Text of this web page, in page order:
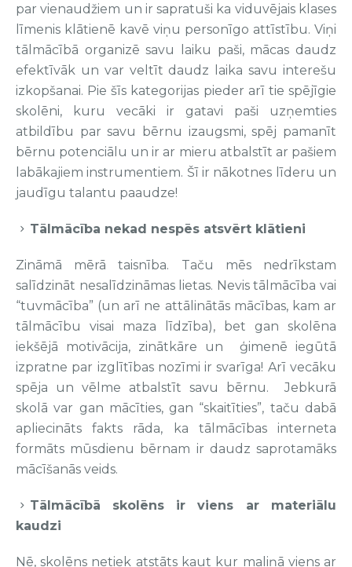
par vienaudžiem un ir sapratuši ka viduvējais klases
līmenis klātienē kavē viņu personīgo attīstību. Viņi
tālmācībā organizē savu laiku paši, mācas daudz
efektīvāk un var veltīt daudz laika savu interešu
izkopšanai. Pie šīs kategorijas pieder arī tie spējīgie
skolēni, kuru vecāki ir gatavi paši uzņemties
atbildību par savu bērnu izaugsmi, spēj pamanīt
bērnu potenciālu un ir ar mieru atbalstīt ar pašiem
labākajiem instrumentiem. Šī ir nākotnes līderu un
jaudīgu talantu paaudze!
Tālmācība nekad nespēs atsvērt klātieni
Zināmā mērā taisnība. Taču mēs nedrīkstam
salīdzināt nesalīdzināmas lietas. Nevis tālmācība vai
“tuvmācība” (un arī ne attālinātās mācības, kam ar
tālmācību visai maza līdzība), bet gan skolēna
iekšējā motivācija, zinātkāre un ģimenē iegūtā
izpratne par izglītības nozīmi ir svarīga! Arī vecāku
spēja un vēlme atbalstīt savu bērnu. Jebkurā
skolā var gan mācīties, gan “skaitīties”, taču dabā
apliecināts fakts rāda, ka tālmācības interneta
formāts mūsdienu bērnam ir daudz saprotamāks
mācīšanās veids.
Tālmācībā skolēns ir viens ar materiālu
kaudzi
Nē, skolēns netiek atstāts kaut kur maliņā viens ar